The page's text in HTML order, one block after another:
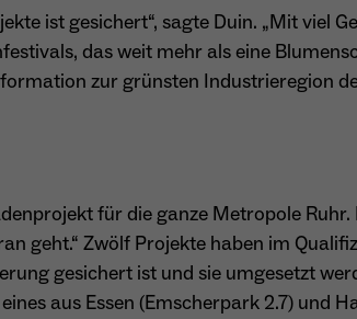
des Benutzers
Domäne.
ist gesichert“, sagte Duin. „Mit viel
das weit mehr als eine
zur grünsten Industrieregion
für die ganze Metropole
geht.“ Zwölf Projekte haben im
gesichert ist und sie umgesetzt
aus Essen (Emscherpark 2.7) und